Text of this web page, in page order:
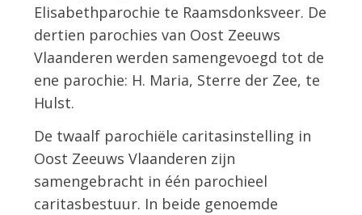
Elisabethparochie te Raamsdonksveer. De
dertien parochies van Oost Zeeuws
Vlaanderen werden samengevoegd tot de
ene parochie: H. Maria, Sterre der Zee, te
Hulst.
De twaalf parochiële caritasinstelling in
Oost Zeeuws Vlaanderen zijn
samengebracht in één parochieel
caritasbestuur. In beide genoemde